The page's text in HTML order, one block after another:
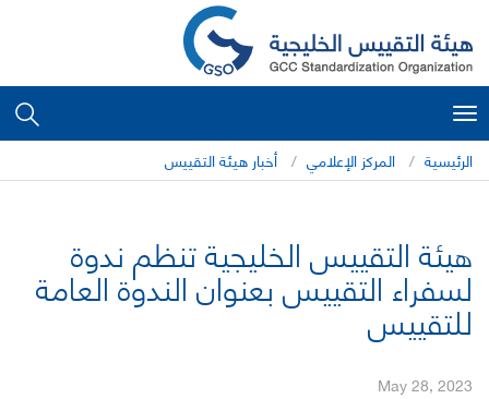
Toggle
navigation
الرئيسية المركز الإعلامي أخبار هيئة التقييس
هيئة التقييس الخليجية تنظم ندوة
لسفراء التقييس بعنوان الندوة العامة
للتقييس
May 28, 2023